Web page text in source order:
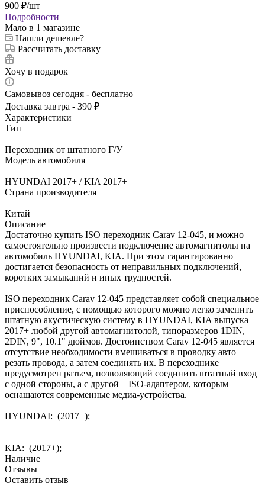
900 ₽/шт
Подробности
Мало в 1 магазине
Нашли дешевле?
Рассчитать доставку
Хочу в подарок
Самовывоз сегодня - бесплатно
Доставка завтра - 390 ₽
Характеристики
Тип
—
Переходник от штатного Г/У
Модель автомобиля
—
HYUNDAI 2017+ / KIA 2017+
Страна производителя
—
Китай
Описание
Достаточно купить ISO переходник Carav 12-045, и можно
самостоятельно произвести подключение автомагнитолы на
автомобиль HYUNDAI, KIA. При этом гарантированно
достигается безопасность от неправильных подключений,
коротких замыканий и иных трудностей.
ISO переходник Carav 12-045 представляет собой специальное
приспособление, с помощью которого можно легко заменить
штатную акустическую систему в HYUNDAI, KIA выпуска
2017+ любой другой автомагнитолой, типоразмеров 1DIN,
2DIN, 9", 10.1" дюймов. Достоинством Carav 12-045 является
отсутствие необходимости вмешиваться в проводку авто –
резать провода, а затем соединять их. В переходнике
предусмотрен разъем, позволяющий соединить штатный вход
с одной стороны, а с другой – ISO-адаптером, которым
оснащаются современные медиа-устройства.
HYUNDAI: (2017+);
KIA: (2017+);
Наличие
Отзывы
Оставить отзыв